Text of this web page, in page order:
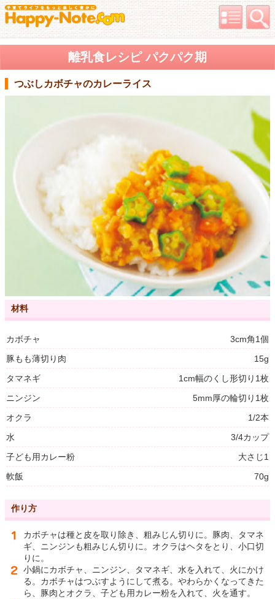
離乳食レシピ パクパク期
つぶしカボチャのカレーライス
材料
カボチャ
3cm角1個
豚もも薄切り肉
15g
タマネギ
1cm幅のくし形切り1枚
ニンジン
5mm厚の輪切り1枚
オクラ
1/2本
水
3/4カップ
子ども用カレー粉
大さじ1
軟飯
70g
作り方
カボチャは種と皮を取り除き、粗みじん切りに。豚肉、タマネ
ギ、ニンジンも粗みじん切りに。オクラはヘタをとり、小口切
りに。
小鍋にカボチャ、ニンジン、タマネギ、水を入れて、火にかけ
る。カボチャはつぶすようにして煮る。やわらかくなってきた
ら、豚肉とオクラ、子ども用カレー粉を入れて、火を通す。